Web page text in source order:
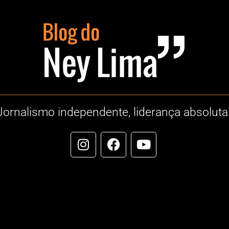
independente, liderança